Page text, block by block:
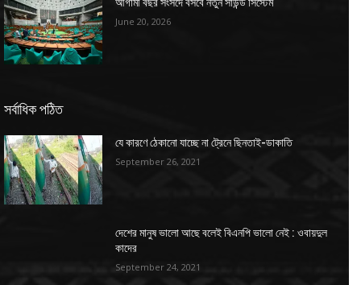
আগামী বছর সংসদে বসবে নতুন সাউন্ড সিস্টেম
June 20, 2026
সর্বাধিক পঠিত
যে কারণে ঠেকানো যাচ্ছে না ট্রেনে ছিনতাই-ডাকাতি
September 26, 2021
দেশের মানুষ ভালো আছে বলেই বিএনপি ভালো নেই : ওবায়দুল
কাদের
September 24, 2021